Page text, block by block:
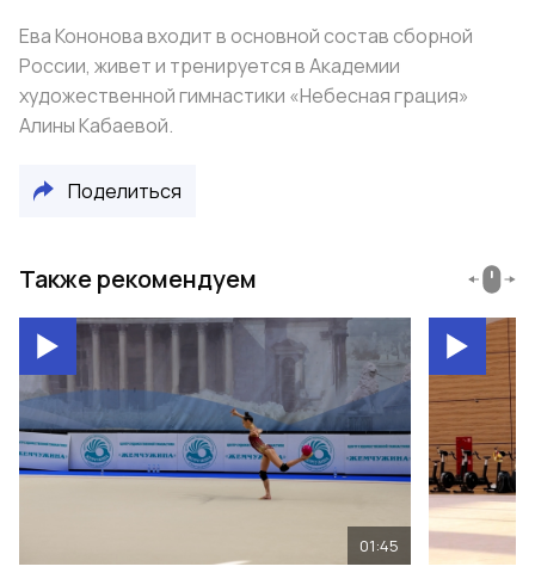
Ева Кононова входит в основной состав сборной
России, живет и тренируется в Академии
художественной гимнастики «Небесная грация»
Алины Кабаевой.
Поделиться
Также рекомендуем
01:45